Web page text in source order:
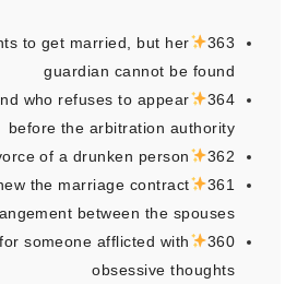
363
to get married, but her
guardian cannot be found
364
who refuses to appear
before the arbitration authority
362
of a drunken person
361
the marriage contract
between the spouses
360
someone afflicted with
obsessive thoughts